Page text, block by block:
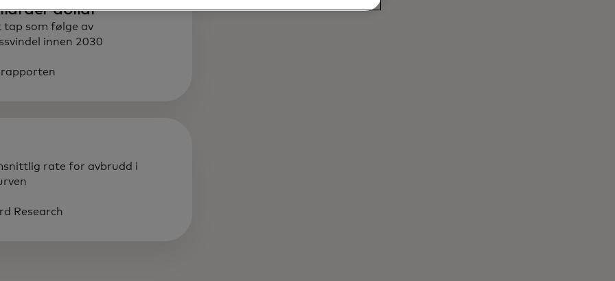
dollar
tap som følge av
innen 2030
rate for avbrudd i
Research